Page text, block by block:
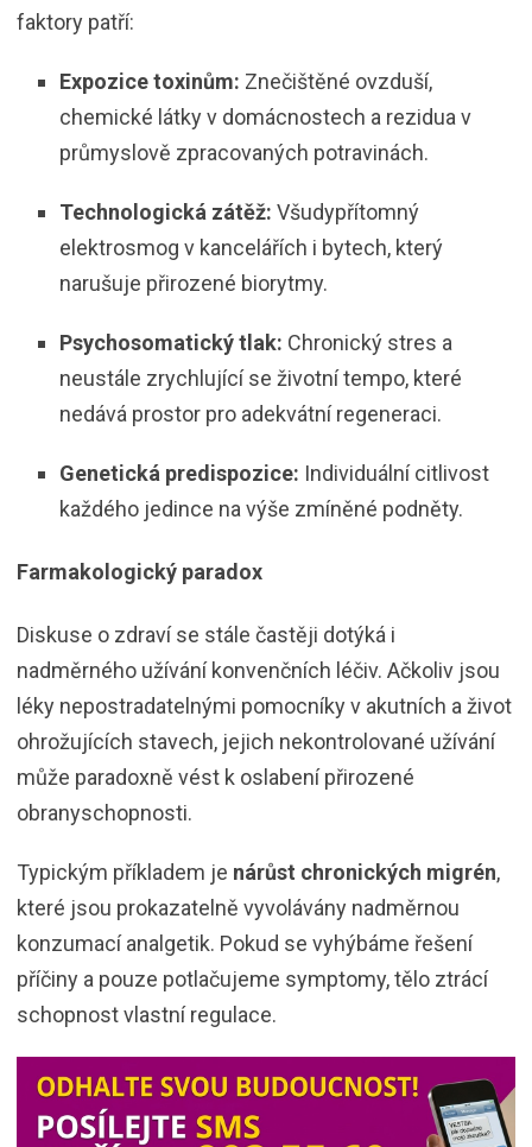
faktory patří:
Expozice toxinům: Znečištěné ovzduší,
chemické látky v domácnostech a rezidua v
průmyslově zpracovaných potravinách.
Technologická zátěž: Všudypřítomný
elektrosmog v kancelářích i bytech, který
narušuje přirozené biorytmy.
Psychosomatický tlak: Chronický stres a
neustále zrychlující se životní tempo, které
nedává prostor pro adekvátní regeneraci.
Genetická predispozice: Individuální citlivost
každého jedince na výše zmíněné podněty.
Farmakologický paradox
Diskuse o zdraví se stále častěji dotýká i
nadměrného užívání konvenčních léčiv. Ačkoliv jsou
léky nepostradatelnými pomocníky v akutních a život
ohrožujících stavech, jejich nekontrolované užívání
může paradoxně vést k oslabení přirozené
obranyschopnosti.
Typickým příkladem je nárůst chronických migrén,
které jsou prokazatelně vyvolávány nadměrnou
konzumací analgetik. Pokud se vyhýbáme řešení
příčiny a pouze potlačujeme symptomy, tělo ztrácí
schopnost vlastní regulace.